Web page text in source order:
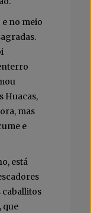
e no meio
Huacas,
mas
e
está
caballitos
que